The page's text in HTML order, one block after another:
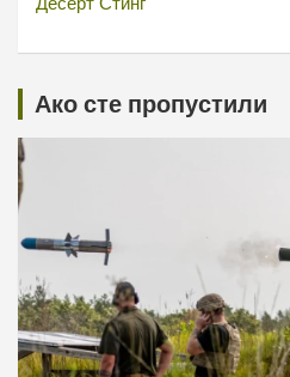
Ако сте пропустили